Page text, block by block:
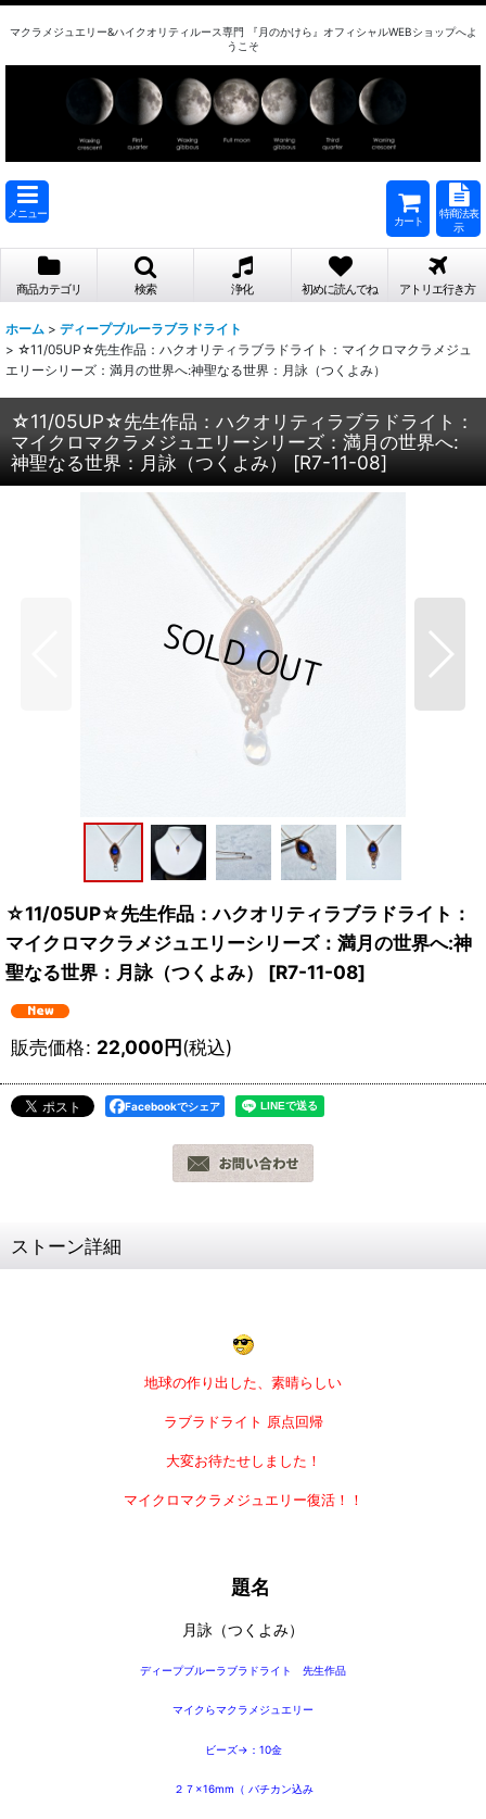
マクラメジュエリー&ハイクオリティルース専門 『月のかけら』オフィシャルWEBショップへよ
うこそ
メニュー
カート
特商法表
示
商品カテゴリ 検索 浄化 初めに読んでね アトリエ行き方
ホーム > ディープブルーラブラドライト
> ☆11/05UP☆先生作品：ハクオリティラブラドライト：マイクロマクラメジュ
エリーシリーズ：満月の世界へ:神聖なる世界：月詠（つくよみ）
☆11/05UP☆先生作品：ハクオリティラブラドライト：
マイクロマクラメジュエリーシリーズ：満月の世界へ:
神聖なる世界：月詠（つくよみ）
[R7-11-08]
☆11/05UP☆先生作品：ハクオリティラブラドライト：
マイクロマクラメジュエリーシリーズ：満月の世界へ:神
聖なる世界：月詠（つくよみ）
[R7-11-08]
販売価格: 22,000円(税込)
Facebookでシェア
ストーン詳細
地球の作り出した、素晴らしい
ラブラドライト 原点回帰
大変お待たせしました！
マイクロマクラメジュエリー復活！！
題名
月詠（つくよみ）
ディープブルーラブラドライト 先生作品
マイクらマクラメジュエリー
ビーズ→：10金
２７×16mm（ バチカン込み